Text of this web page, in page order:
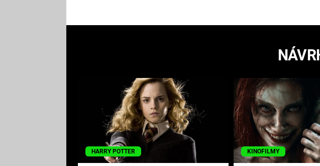
HARRY POTTER KINOFILMY